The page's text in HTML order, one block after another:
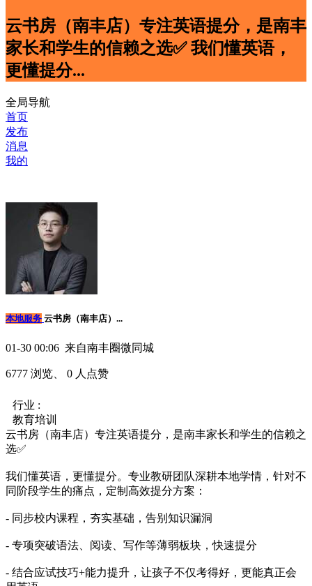
云书房（南丰店）专注英语提分，是南丰
家长和学生的信赖之选✅ 我们懂英语，
更懂提分...
全局导航
首页
发布
消息
我的
本地服务 云书房（南丰店）...
01-30 00:06 来自南丰圈微同城
6777 浏览、 0 人点赞
行业 :
教育培训
云书房（南丰店）专注英语提分，是南丰家长和学生的信赖之
选✅
我们懂英语，更懂提分。专业教研团队深耕本地学情，针对不
同阶段学生的痛点，定制高效提分方案：
- 同步校内课程，夯实基础，告别知识漏洞
- 专项突破语法、阅读、写作等薄弱板块，快速提分
- 结合应试技巧+能力提升，让孩子不仅考得好，更能真正会